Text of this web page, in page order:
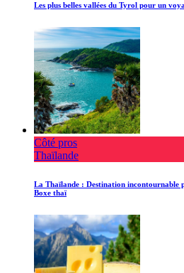
Les plus belles vallées du Tyrol pour un
Côté pros
Thaïlande
La Thaïlande : Destination incontournable
Boxe thaï